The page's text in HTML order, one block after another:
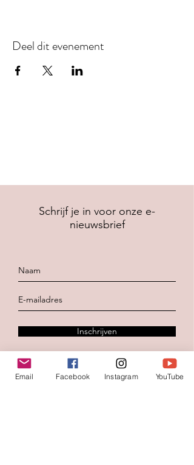
Deel dit evenement
Schrijf je in voor onze e-
nieuwsbrief
Inschrijven
Email Facebook Instagram YouTube